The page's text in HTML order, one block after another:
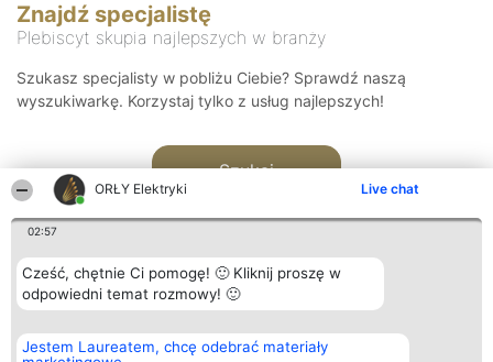
ORŁY Elektryki Live chat
02:57
Cześć, chętnie Ci pomogę! 🙂 Kliknij proszę w
odpowiedni temat rozmowy! 🙂
Jestem Laureatem, chcę odebrać materiały
Znajdź specjalistę
Plebiscyt skupia najlepszych w branży
Szukasz specjalisty w pobliżu Ciebie? Sprawdź naszą
wyszukiwarkę. Korzystaj tylko z usług najlepszych!
Szukaj
Organizator plebiscytu
Bright Side Solutions sp. z o.
Plebiscyt
Laureaci
Kontakt
Kontakt